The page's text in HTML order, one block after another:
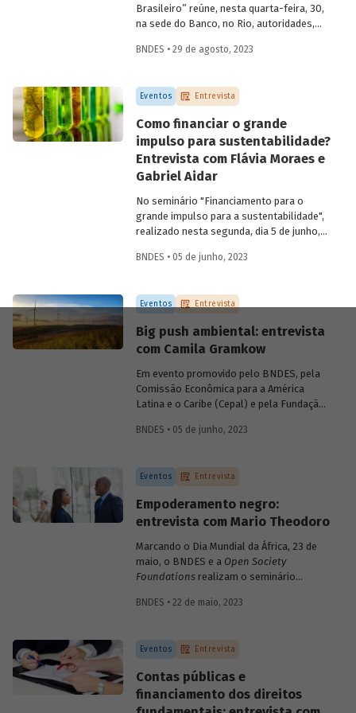
Brasileiro” reúne, nesta quarta-feira, 30,
na sede do Banco, no Rio, autoridades,
discutir e propor ações para o setor
desenvolvimento nacional. Para saber
mais sobre a importância da retomada
entrevistamos Juca Ferreira, assessor da
presidência do BNDES e ex-Ministro de
Estado da Cultura.
BNDES • 29 de agosto, 2023
Eventos Entrevista
Como financiar o grande
impulso para sustentabilidade?
Entrevista com Flávia Moraes e
Gabriel Aidar
No seminário "Financiamento para o
grande impulso para a sustentabilidade",
realizado nesta segunda, dia 5 de junho,
estratégias para destravar a transição
Latina. Para saber mais sobre
possibilidades de financiamento para uma
Brasil, entrevistamos os economistas
Gabriel Aidar e Flávia Moraes, autores do
relatório "Financiando o
Big Push:
caminhos para destravar a transição
social e ecológica no Brasil".
BNDES • 05 de junho, 2023
Eventos Entrevista
Big push ambiental: entrevista
com Camila Gramkow
Em evento promovido pelo BNDES, pela
Comissão Econômica para a América
Latina e o Caribe (Cepal) e pela Fundação
segunda-feira, 5 de junho, especialistas
no Brasil e na América Latina. Para saber
ambiental, conversamos com a
economista Camila Gramkow, da Cepal,
que coordenou o relatório “Financiando o
Big Push: caminhos para destravar a
transição social e ecológica no Brasil”,
BNDES • 05 de junho, 2023
Eventos Entrevista
Empoderamento negro:
entrevista com Mario Theodoro
Marcando o Dia Mundial da África, 23 de
maio, o BNDES e a Open Society
Foundationsrealizam o seminário
Transformação da Economia. O encontro
financeiro e empresarial brasileiros. Em
entrevista para o blog, o professor Mario
Theodoro comenta o impacto da
desigualdade na história econômica do
BNDES • 22 de maio, 2023
Eventos Entrevista
Contas públicas e
financiamento dos direitos